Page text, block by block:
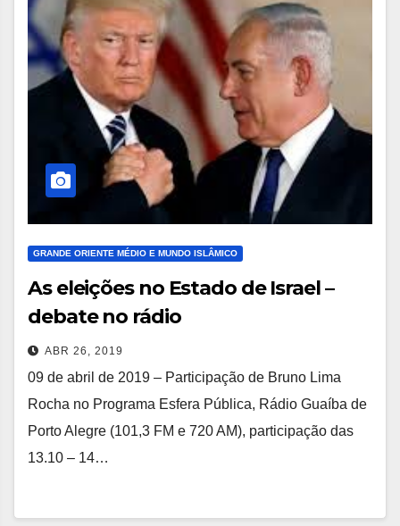
GRANDE ORIENTE MÉDIO E MUNDO ISLÂMICO
As eleições no Estado de Israel –
debate no rádio
ABR 26, 2019
09 de abril de 2019 – Participação de Bruno Lima
Rocha no Programa Esfera Pública, Rádio Guaíba de
Porto Alegre (101,3 FM e 720 AM), participação das
13.10 – 14…